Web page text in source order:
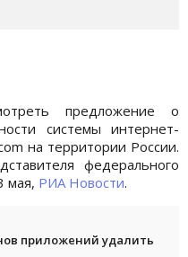
предложение о
системы интернет-
на территории России.
федерального
мая, РИА Новости.
приложений удалить